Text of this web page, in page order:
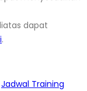
dapat
.
Jadwal Training